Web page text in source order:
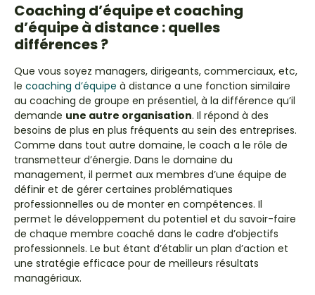
Coaching d’équipe et coaching
d’équipe à distance : quelles
différences ?
Que vous soyez managers, dirigeants, commerciaux, etc,
le coaching d’équipe à distance a une fonction similaire
au coaching de groupe en présentiel, à la différence qu’il
demande une autre organisation. Il répond à des
besoins de plus en plus fréquents au sein des entreprises.
Comme dans tout autre domaine, le coach a le rôle de
transmetteur d’énergie. Dans le domaine du
management, il permet aux membres d’une équipe de
définir et de gérer certaines problématiques
professionnelles ou de monter en compétences. Il
permet le développement du potentiel et du savoir-faire
de chaque membre coaché dans le cadre d’objectifs
professionnels. Le but étant d’établir un plan d’action et
une stratégie efficace pour de meilleurs résultats
managériaux.